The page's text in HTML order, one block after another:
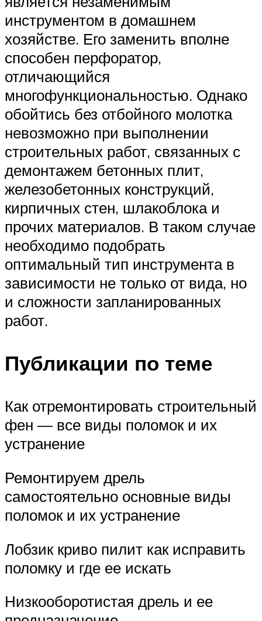
инструментом в домашнем
хозяйстве. Его заменить вполне
способен перфоратор,
отличающийся
многофункциональностью. Однако
обойтись без отбойного молотка
невозможно при выполнении
строительных работ, связанных с
демонтажем бетонных плит,
железобетонных конструкций,
кирпичных стен, шлакоблока и
прочих материалов. В таком случае
необходимо подобрать
оптимальный тип инструмента в
зависимости не только от вида, но
и сложности запланированных
работ.
Публикации по теме
Как отремонтировать строительный
фен — все виды поломок и их
устранение
Ремонтируем дрель
самостоятельно основные виды
поломок и их устранение
Лобзик криво пилит как исправить
поломку и где ее искать
Низкооборотистая дрель и ее